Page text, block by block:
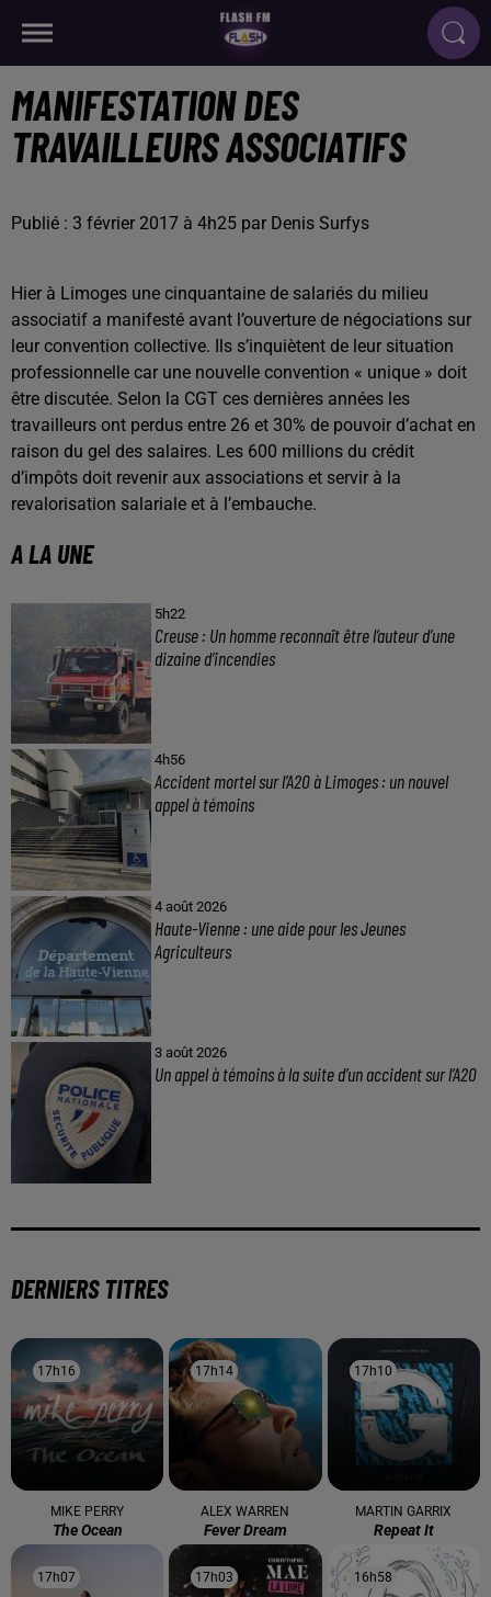
MANIFESTATION DES
TRAVAILLEURS ASSOCIATIFS
Publié : 3 février 2017 à 4h25 par Denis Surfys
Hier à Limoges une cinquantaine de salariés du milieu
associatif a manifesté avant l’ouverture de négociations sur
leur convention collective. Ils s’inquiètent de leur situation
professionnelle car une nouvelle convention « unique » doit
être discutée. Selon la CGT ces dernières années les
travailleurs ont perdus entre 26 et 30% de pouvoir d’achat en
raison du gel des salaires. Les 600 millions du crédit
d’impôts doit revenir aux associations et servir à la
revalorisation salariale et à l’embauche.
A LA UNE
5h22
Creuse : Un homme reconnaît être l’auteur d’une
dizaine d’incendies
4h56
Accident mortel sur l’A20 à Limoges : un nouvel
appel à témoins
4 août 2026
Haute-Vienne : une aide pour les Jeunes
Agriculteurs
3 août 2026
Un appel à témoins à la suite d’un accident sur l’A20
DERNIERS TITRES
17h16
17h16
MIKE PERRY
The Ocean
17h14
17h14
ALEX WARREN
Fever Dream
17h10
17h10
MARTIN GARRIX
Repeat It
17h07
17h07 17h03
17h03 16h58
16h58